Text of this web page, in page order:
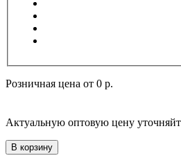
Розничная цена от 0 р.
Актуальную оптовую цену
В корзину